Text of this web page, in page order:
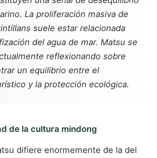
La proliferación masiva de
suele estar relacionada
del agua de mar. Matsu se
reflexionando sobre
un equilibrio entre el
y la protección ecológica.
de la cultura mindong
difiere enormemente de la del